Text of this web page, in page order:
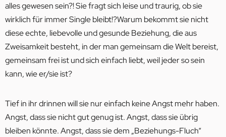
alles gewesen sein?! Sie fragt sich leise und traurig, ob sie
wirklich für immer Single bleibt!?Warum bekommt sie nicht
diese echte, liebevolle und gesunde Beziehung, die aus
Zweisamkeit besteht, in der man gemeinsam die Welt bereist,
gemeinsam frei ist und sich einfach liebt, weil jeder so sein
kann, wie er/sie ist?
Tief in ihr drinnen will sie nur einfach keine Angst mehr haben.
Angst, dass sie nicht gut genug ist. Angst, dass sie übrig
bleiben könnte. Angst, dass sie dem „Beziehungs-Fluch“